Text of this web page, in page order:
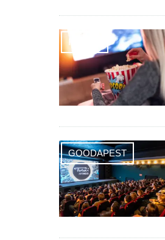
FILMEK
GOODAPEST